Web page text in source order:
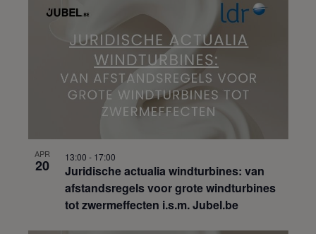
APR
20
Juridische actualia windturbines: van
afstandsregels voor grote windturbines
tot zwermeffecten i.s.m. Jubel.be
13:00 - 17:00